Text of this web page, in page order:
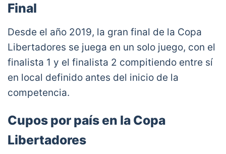
Final
Desde el año 2019, la gran final de la Copa
Libertadores se juega en un solo juego, con el
finalista 1 y el finalista 2 compitiendo entre sí
en local definido antes del inicio de la
competencia.
Cupos por país en la Copa
Libertadores